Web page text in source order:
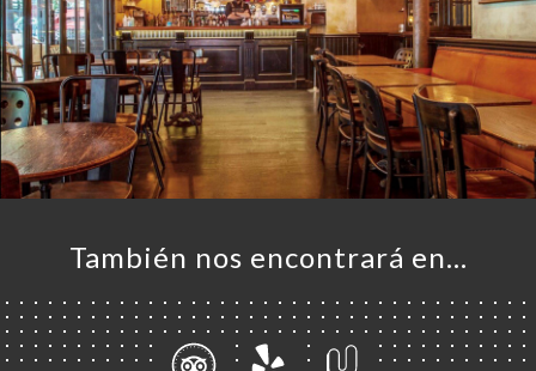
También nos encontrará en…